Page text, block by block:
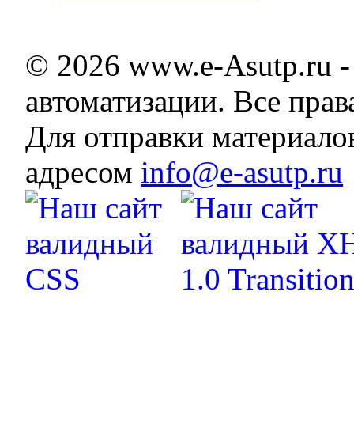
© 2026 www.e-Asutp.ru
автоматизации. Все
Для отправки
адресом info@e-asutp.ru